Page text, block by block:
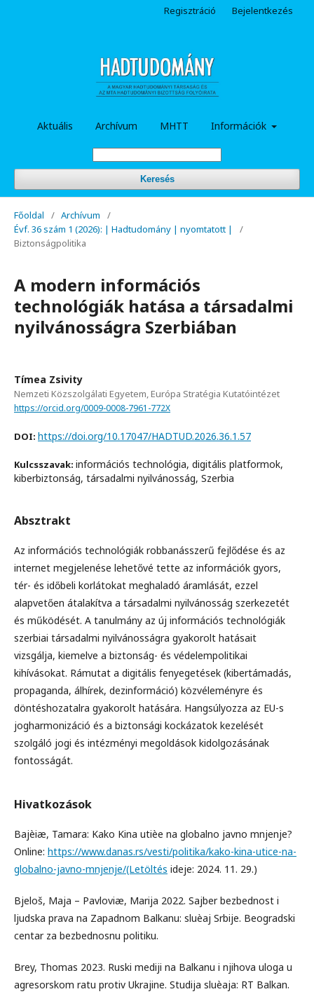
Aktuális Archívum MHTT Információk
Keresés
Regisztráció Bejelentkezés
Főoldal / Archívum
/
Évf. 36 szám 1 (2026): | Hadtudomány | nyomtatott |
/
Biztonságpolitika
A modern információs
technológiák hatása a társadalmi
nyilvánosságra Szerbiában
Tímea Zsivity
Nemzeti Közszolgálati Egyetem, Európa Stratégia Kutatóintézet
https://orcid.org/0009-0008-7961-772X
DOI: https://doi.org/10.17047/HADTUD.2026.36.1.57
Kulcsszavak: információs technológia, digitális platformok,
kiberbiztonság, társadalmi nyilvánosság, Szerbia
Absztrakt
Az információs technológiák robbanásszerű fejlődése és az
internet megjelenése lehetővé tette az információk gyors,
tér- és időbeli korlátokat meghaladó áramlását, ezzel
alapvetően átalakítva a társadalmi nyilvánosság szerkezetét
és működését. A tanulmány az új információs technológiák
szerbiai társadalmi nyilvánosságra gyakorolt hatásait
vizsgálja, kiemelve a biztonság- és védelempolitikai
kihívásokat. Rámutat a digitális fenyegetések (kibertámadás,
propaganda, álhírek, dezinformáció) közvéleményre és
döntéshozatalra gyakorolt hatására. Hangsúlyozza az EU-s
jogharmonizáció és a biztonsági kockázatok kezelését
szolgáló jogi és intézményi megoldások kidolgozásának
fontosságát.
Hivatkozások
Bajèiæ, Tamara: Kako Kina utièe na globalno javno mnjenje?
Online: https://www.danas.rs/vesti/politika/kako-kina-utice-na-
globalno-javno-mnjenje/(Letöltés ideje: 2024. 11. 29.)
Bjeloš, Maja – Pavloviæ, Marija 2022. Sajber bezbednost i
ljudska prava na Zapadnom Balkanu: sluèaj Srbije. Beogradski
centar za bezbednosnu politiku.
Brey, Thomas 2023. Ruski mediji na Balkanu i njihova uloga u
agresorskom ratu protiv Ukrajine. Studija sluèaja: RT Balkan.